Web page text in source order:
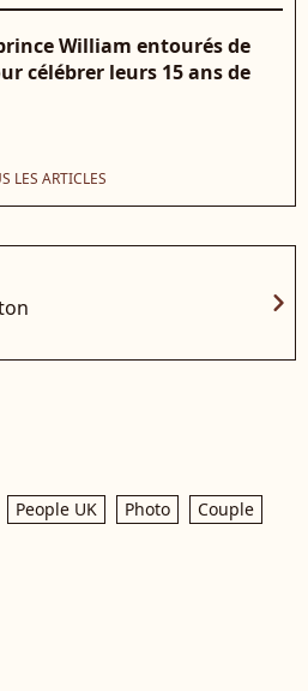
William entourés de
célébrer leurs 15 ans de
LES ARTICLES
chevron_right
People UK Photo
Couple